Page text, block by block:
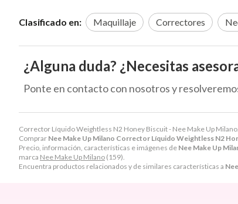
Corrector Líquido Weightless N2 Honey Biscuit - Nee Make Up
Comprar Nee Make Up Milano Corrector Líquido Weightless N2
Precio, información, características e imágenes de Nee Make Up
marca Nee Make Up Milano (159).
Encuentra productos relacionados y de similares características a
Clasificado en: Maquillaje Correctores
¿Alguna duda? ¿Necesitas
Ponte en contacto con nosotros y